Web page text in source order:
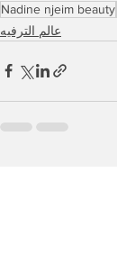
Nadine njeim beauty
عالم الترفيه